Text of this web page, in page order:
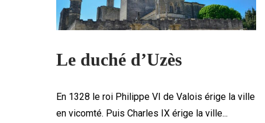
Le duché d’Uzès
En 1328 le roi Philippe VI de Valois érige la ville
en vicomté. Puis Charles IX érige la ville...